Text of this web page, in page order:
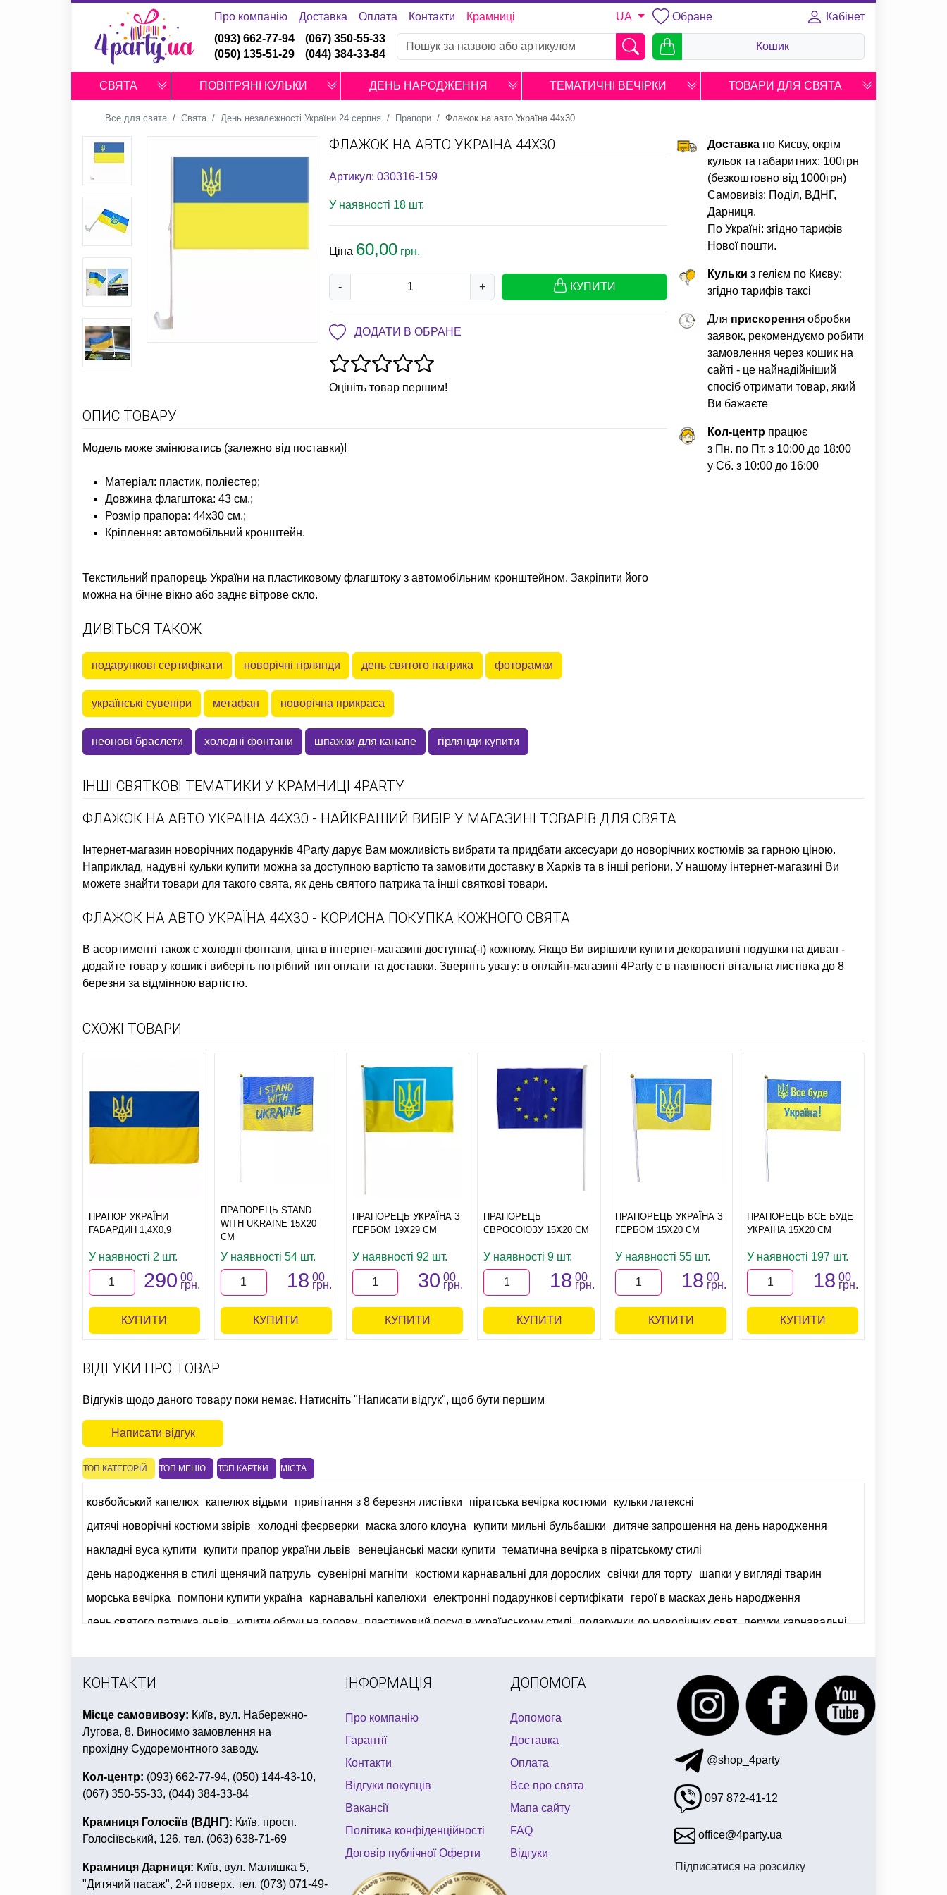
Про компанію Доставка Оплата Контакти Крамниці UA Обране
Кабінет
(093) 662-77-94
(050) 135-51-29
(067) 350-55-33
(044) 384-33-84
Кошик
СВЯТА ПОВІТРЯНІ КУЛЬКИ ДЕНЬ НАРОДЖЕННЯ ТЕМАТИЧНІ ВЕЧІРКИ ТОВАРИ ДЛЯ СВЯТА
Все для свята Свята День незалежності України 24 серпня Прапори Флажок на авто Україна 44х30
ФЛАЖОК НА АВТО УКРАЇНА 44Х30
Артикул: 030316-159
У наявності 18 шт.
Ціна 60,00 грн.
- + КУПИТИ
ДОДАТИ В ОБРАНЕ
Оцініть товар першим!
ОПИС ТОВАРУ
Модель може змінюватись (залежно від поставки)!
Матеріал: пластик, поліестер;
Довжина флагштока: 43 см.;
Розмір прапора: 44х30 см.;
Кріплення: автомобільний кронштейн.
Текстильний прапорець України на пластиковому флагштоку з автомобільним кронштейном. Закріпити його
можна на бічне вікно або заднє вітрове скло.
ДИВІТЬСЯ ТАКОЖ
подарункові сертифікати новорічні гірлянди день святого патрика фоторамки
українські сувеніри метафан новорічна прикраса
неонові браслети холодні фонтани шпажки для канапе гірлянди купити
Доставкапо Києву, окрім
кульок та габаритних: 100грн
(безкоштовно від 1000грн)
Самовивіз: Поділ, ВДНГ,
Дарниця.
По Україні: згідно тарифів
Нової пошти.
Кульки з гелієм по Києву:
згідно тарифів таксі
Для прискоренняобробки
заявок, рекомендуємо робити
замовлення через кошик на
сайті - це найнадійніший
спосіб отримати товар, який
Ви бажаєте
Кол-центрпрацює
з Пн. по Пт. з 10:00 до 18:00
у Сб. з 10:00 до 16:00
ІНШІ СВЯТКОВІ ТЕМАТИКИ У КРАМНИЦІ 4PARTY
ФЛАЖОК НА АВТО УКРАЇНА 44Х30 - НАЙКРАЩИЙ ВИБІР У МАГАЗИНІ ТОВАРІВ ДЛЯ СВЯТА
Інтернет-магазин новорічних подарунків 4Party дарує Вам можливість вибрати та придбати аксесуари до новорічних костюмів за гарною ціною.
Наприклад, надувні кульки купити можна за доступною вартістю та замовити доставку в Харків та в інші регіони. У нашому інтернет-магазині Ви
можете знайти товари для такого свята, як день святого патрика та інші святкові товари.
ФЛАЖОК НА АВТО УКРАЇНА 44Х30 - КОРИСНА ПОКУПКА КОЖНОГО СВЯТА
В асортименті також є холодні фонтани, ціна в інтернет-магазині доступна(-і) кожному. Якщо Ви вирішили купити декоративні подушки на диван -
додайте товар у кошик і виберіть потрібний тип оплати та доставки. Зверніть увагу: в онлайн-магазині 4Party є в наявності вітальна листівка до 8
березня за відмінною вартістю.
СХОЖІ ТОВАРИ
ПРАПОР УКРАЇНИ
ГАБАРДИН 1,4Х0,9
У наявності 2 шт.
290 00
грн.
КУПИТИ
ПРАПОРЕЦЬ STAND
WITH UKRAINE 15Х20
СМ
У наявності 54 шт.
18 00
грн.
КУПИТИ
ПРАПОРЕЦЬ УКРАЇНА З
ГЕРБОМ 19Х29 СМ
У наявності 92 шт.
30 00
грн.
КУПИТИ
ПРАПОРЕЦЬ
ЄВРОСОЮЗУ 15Х20 СМ
У наявності 9 шт.
18 00
грн.
КУПИТИ
ПРАПОРЕЦЬ УКРАЇНА З
ГЕРБОМ 15Х20 СМ
У наявності 55 шт.
18 00
грн.
КУПИТИ
ПРАПОРЕЦЬ ВСЕ БУДЕ
УКРАЇНА 15Х20 СМ
У наявності 197 шт.
18 00
грн.
КУПИТИ
ВІДГУКИ ПРО ТОВАР
Відгуків щодо даного товару поки немає. Натисніть "Написати відгук", щоб бути першим
Написати відгук
ТОП КАТЕГОРІЙ ТОП МЕНЮ ТОП КАРТКИ МІСТА
ковбойський капелюх капелюх відьми привітання з 8 березня листівки піратська вечірка костюми
кульки латексні
дитячі новорічні костюми звірів
холодні феєрверки маска злого клоуна купити мильні бульбашки
дитяче запрошення на день народження
накладні вуса купити
купити прапор україни львів венеціанські маски купити
тематична вечірка в піратському стилі
день народження в стилі щенячий патруль сувенірні магніти костюми карнавальні для дорослих свічки для торту
шапки у вигляді тварин
морська вечірка
помпони купити україна карнавальні капелюхи електронні подарункові сертифікати
герої в масках день народження
день святого патрика львів купити обруч на голову пластиковий посуд в українському стилі подарунки до новорічних свят перуки карнавальні
КОНТАКТИ
Місце самовивозу: Київ, вул. Набережно-
Лугова, 8. Виносимо замовлення на
прохідну Судоремонтного заводу.
Кол-центр: (093) 662-77-94, (050) 144-43-10,
(067) 350-55-33, (044) 384-33-84
Крамниця Голосіїв (ВДНГ): Київ, просп.
Голосіївський, 126. тел. (063) 638-71-69
Крамниця Дарниця: Київ, вул. Малишка 5,
"Дитячий пасаж", 2-й поверх. тел. (073) 071-49-
ІНФОРМАЦІЯ
Про компанію
Гарантії
Контакти
Відгуки покупців
Вакансії
Політика конфіденційності
Договір публічної Оферти
ДОПОМОГА
Допомога
Доставка
Оплата
Все про свята
Мапа сайту
FAQ
Відгуки
@shop_4party
097 872-41-12
office@4party.ua
Підписатися на розсилку